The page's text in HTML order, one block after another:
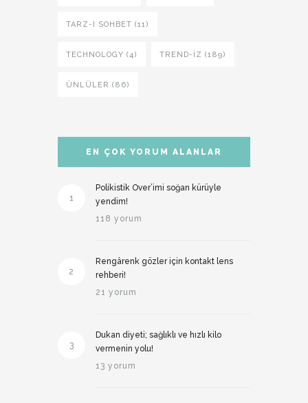
TARZ-I SOHBET (11)
TECHNOLOGY (4) TREND-IZ (189)
ÜNLÜLER (86)
EN ÇOK YORUM ALANLAR
1
Polikistik Over’imi soğan kürüyle
yendim!
118 yorum
2
Rengârenk gözler için kontakt lens
rehberi!
21 yorum
3
Dukan diyeti; sağlıklı ve hızlı kilo
vermenin yolu!
13 yorum